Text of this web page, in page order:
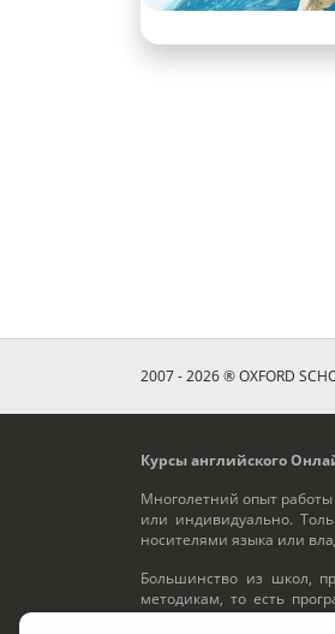
2007 - 2026 ® OXFORD
Курсы английского
Многолетний опыт
или индивидуально.
носителями языка или
Большинство из школ,
методикам, то есть
Делая свой выбор, мы